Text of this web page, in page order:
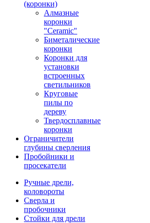
(коронки)
Алмазные
коронки
"Ceramic"
Биметалические
коронки
Коронки для
установки
встроенных
светильников
Круговые
пилы по
дереву
Твердосплавные
коронки
Ограничители
глубины сверления
Пробойники и
просекатели
Ручные дрели,
коловороты
Сверла и
пробочники
Стойки для дрели